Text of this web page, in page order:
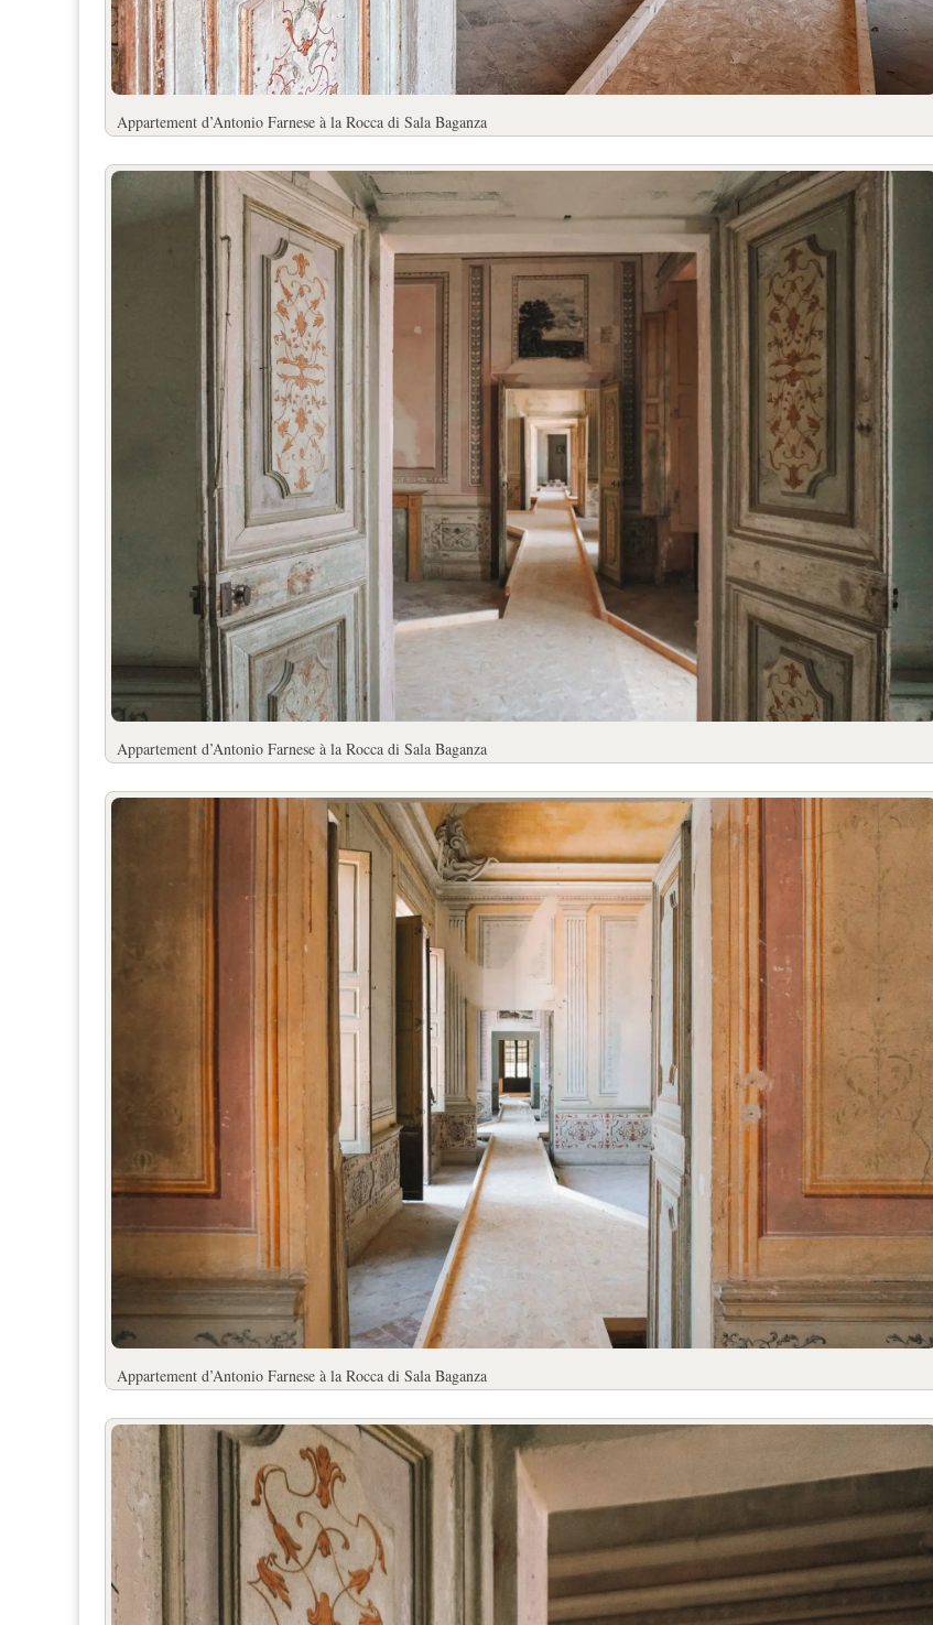
Appartement d’Antonio Farnese à la Rocca di Sala Baganza
Appartement d’Antonio Farnese à la Rocca di Sala Baganza
Appartement d’Antonio Farnese à la Rocca di Sala Baganza